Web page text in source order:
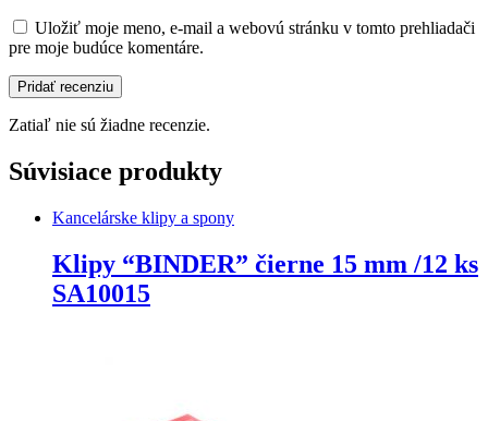
Uložiť moje meno, e-mail a webovú stránku v tomto prehliadači
pre moje budúce komentáre.
Zatiaľ nie sú žiadne recenzie.
Súvisiace produkty
Kancelárske klipy a spony
Klipy “BINDER” čierne 15 mm /12 ks
SA10015